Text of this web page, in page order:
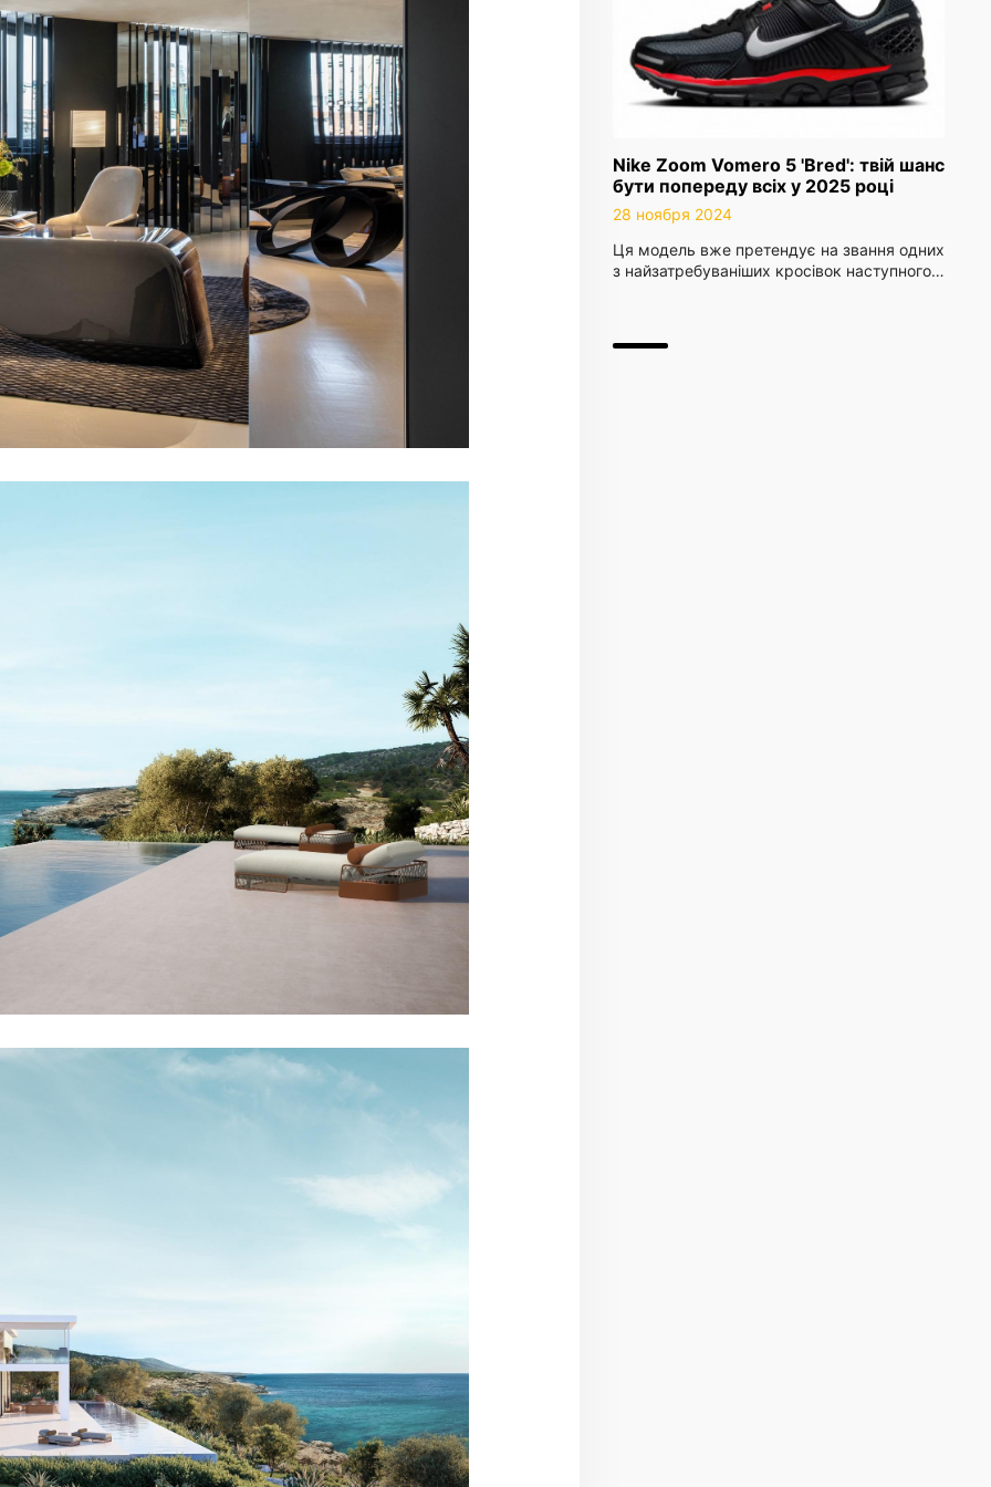
Nike Zoom Vomero 5 'Bred': твій шанс
бути попереду всіх у 2025 році
28 ноября 2024
Ця модель вже претендує на звання одних
з найзатребуваніших кросівок наступного…